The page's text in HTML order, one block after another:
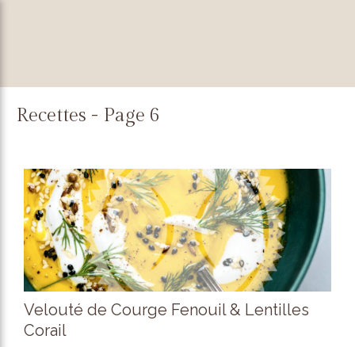
Recettes - Page 6
Velouté de Courge Fenouil & Lentilles
Corail